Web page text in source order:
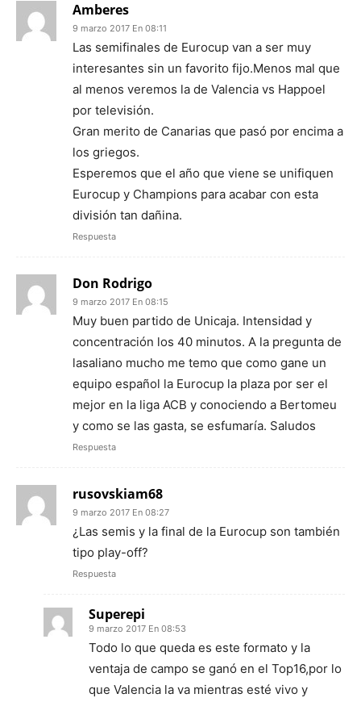
Amberes
9 marzo 2017 En 08:11
Las semifinales de Eurocup van a ser muy
interesantes sin un favorito fijo.Menos mal que
al menos veremos la de Valencia vs Happoel
por televisión.
Gran merito de Canarias que pasó por encima a
los griegos.
Esperemos que el año que viene se unifiquen
Eurocup y Champions para acabar con esta
división tan dañina.
Respuesta
Don Rodrigo
9 marzo 2017 En 08:15
Muy buen partido de Unicaja. Intensidad y
concentración los 40 minutos. A la pregunta de
lasaliano mucho me temo que como gane un
equipo español la Eurocup la plaza por ser el
mejor en la liga ACB y conociendo a Bertomeu
y como se las gasta, se esfumaría. Saludos
Respuesta
rusovskiam68
9 marzo 2017 En 08:27
¿Las semis y la final de la Eurocup son también
tipo play-off?
Respuesta
Superepi
9 marzo 2017 En 08:53
Todo lo que queda es este formato y la
ventaja de campo se ganó en el Top16,por lo
que Valencia la va mientras esté vivo y